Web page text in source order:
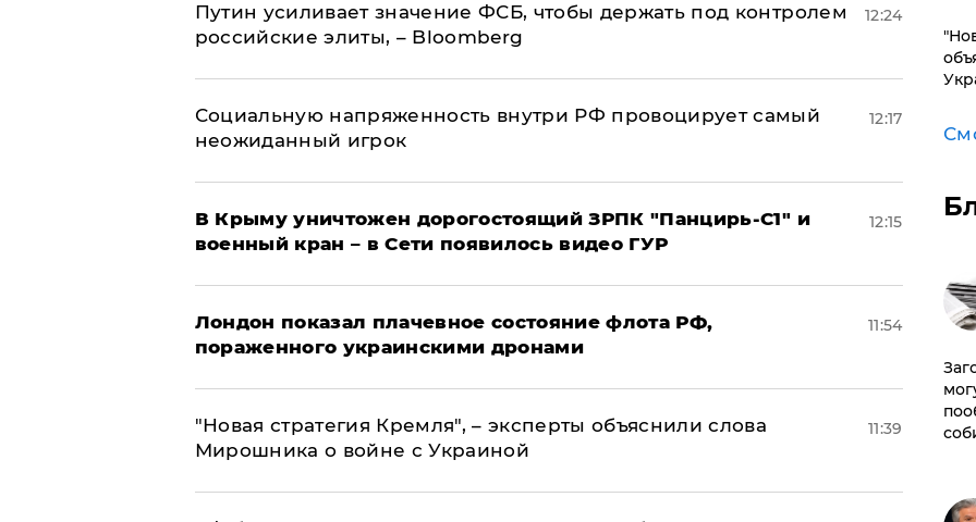
Путин усиливает значение ФСБ, чтобы держать под контролем
российские элиты, – Bloomberg
12:24
Социальную напряженность внутри РФ провоцирует самый
неожиданный игрок
12:17
В Крыму уничтожен дорогостоящий ЗРПК "Панцирь-С1" и
военный кран – в Сети появилось видео ГУР
12:15
Лондон показал плачевное состояние флота РФ,
пораженного украинскими дронами
11:54
"Новая стратегия Кремля", – эксперты объяснили слова
Мирошника о войне с Украиной
11:39